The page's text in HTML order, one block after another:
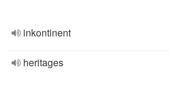
inkontinent
heritages